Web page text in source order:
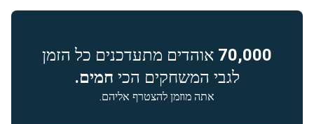
70,000 אוהדים מתעדכנים כל הזמן
לגבי המשחקים הכי חמים.
אתה מוזמן להצטרף אליהם.